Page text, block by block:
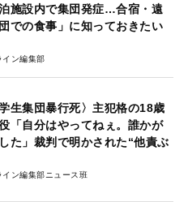
施設内で集団発症…合宿・遠
での食事」に知っておきたい
イン編集部
学生集団暴行死〉主犯格の18歳
「自分はやってねぇ。誰かが
た」裁判で明かされた“他責ぶ
イン編集部ニュース班